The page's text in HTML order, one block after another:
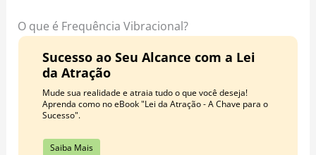
k a
m t
O que é Frequência Vibracional?
Sucesso ao Seu Alcance com a Lei
da Atração
Mude sua realidade e atraia tudo o que você deseja!
Aprenda como no eBook "Lei da Atração - A Chave para o
Sucesso".
Saiba Mais